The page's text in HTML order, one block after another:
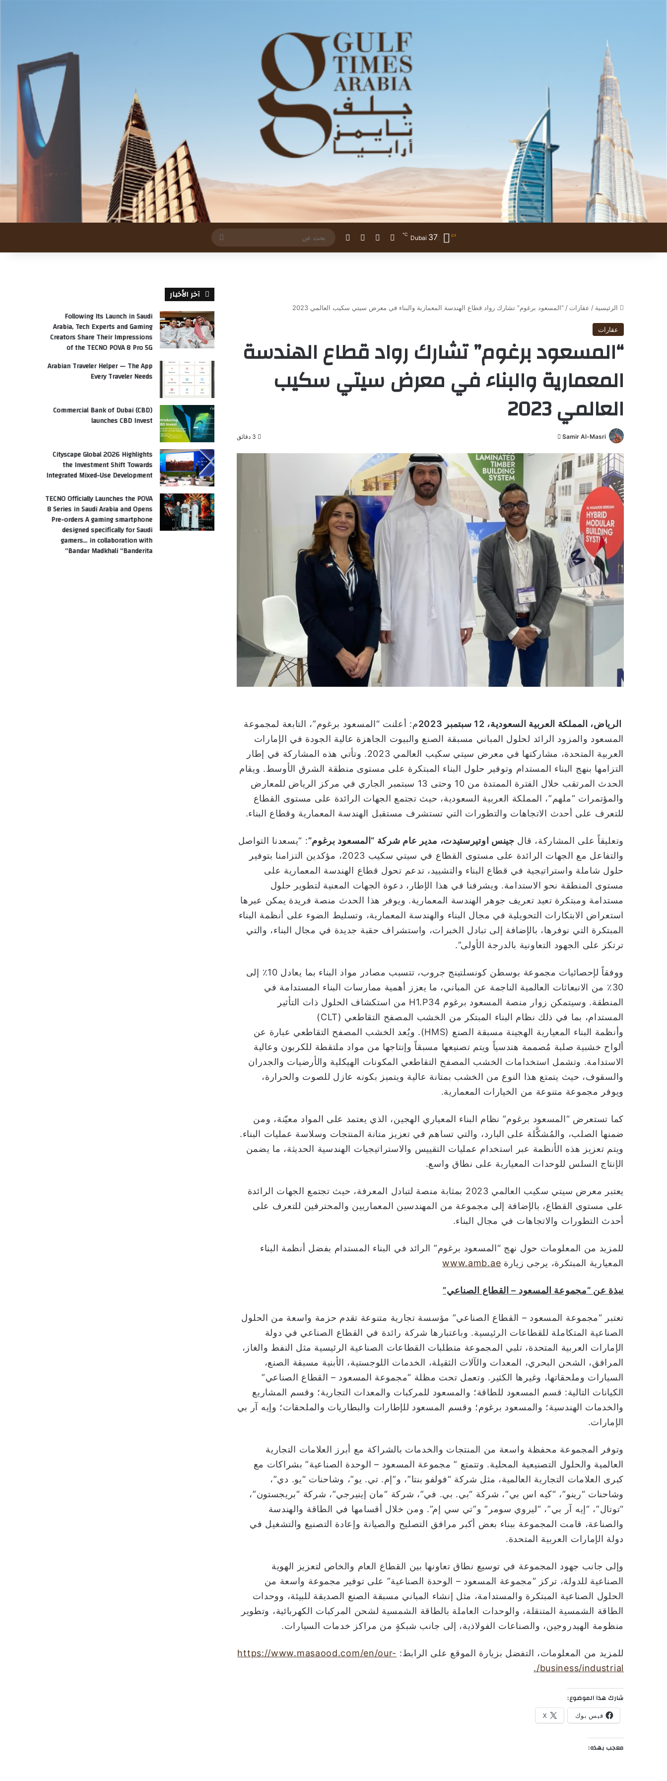
Dubai 37
℃ تسجيل الدخول
مقال عشوائي
إضافة عمود جانبي
الوضع المظلم
عن
الرئيسية / عقارات / “المسعود برغوم” تشارك رواد قطاع الهندسة المعمارية والبناء في معرض سيتي سكيب العالمي 2023
عقارات
“المسعود برغوم” تشارك رواد قطاع الهندسة
المعمارية والبناء في معرض سيتي سكيب
العالمي 2023
Samir Al-Masri
ل
ب
ر
ي
د
ل
و
ي
الرياض، المملكة العربية السعودية، 12 سبتمبر 2023م: أعلنت “المسعود برغوم”، التابعة لمجموعة
المسعود والمزود الرائد لحلول المباني مسبقة الصنع والبيوت الجاهزة عالية الجودة في الإمارات
العربية المتحدة، مشاركتها في معرض سيتي سكيب العالمي 2023. وتأتي هذه المشاركة في إطار
التزامها بنهج البناء المستدام وتوفير حلول البناء المبتكرة على مستوى منطقة الشرق الأوسط. ويقام
الحدث المرتقب خلال الفترة الممتدة من 10 وحتى 13 سبتمبر الجاري في مركز الرياض للمعارض
والمؤتمرات “ملهم”، المملكة العربية السعودية، حيث تجتمع الجهات الرائدة على مستوى القطاع
للتعرف على أحدث الاتجاهات والتطورات التي تستشرف مستقبل الهندسة المعمارية وقطاع البناء.
وتعليقاً على المشاركة، قال جينس اوتيرستيدت، مدير عام شركة “المسعود برغوم”: “يسعدنا التواصل
والتفاعل مع الجهات الرائدة على مستوى القطاع في سيتي سكيب 2023، مؤكدين التزامنا بتوفير
حلول شاملة واستراتيجية في قطاع البناء والتشييد، تدعم تحول قطاع الهندسة المعمارية على
مستوى المنطقة نحو الاستدامة. ويشرفنا في هذا الإطار، دعوة الجهات المعنية لتطوير حلول
مستدامة ومبتكرة تعيد تعريف جوهر الهندسة المعمارية. ويوفر هذا الحدث منصة فريدة يمكن عبرها
استعراض الابتكارات التحويلية في مجال البناء والهندسة المعمارية، وتسليط الضوء على أنظمة البناء
المبتكرة التي نوفرها، بالإضافة إلى تبادل الخبرات، واستشراف حقبة جديدة في مجال البناء، والتي
ترتكز على الجهود التعاونية بالدرجة الأولى”.
ووفقاً لإحصائيات مجموعة بوسطن كونسلتينج جروب، تتسبب مصادر مواد البناء بما يعادل 10٪ إلى
30٪ من الانبعاثات العالمية الناجمة عن المباني، ما يعزز أهمية ممارسات البناء المستدامة في
المنطقة. وسيتمكن زوار منصة المسعود برغوم H1.P34 من استكشاف الحلول ذات التأثير
المستدام، بما في ذلك نظام البناء المبتكر من الخشب المصفح التقاطعي (CLT)
وأنظمة البناء المعيارية الهجينة مسبقة الصنع (HMS). ويُعد الخشب المصفح التقاطعي عبارة عن
ألواح خشبية صلبة مُصممة هندسياً ويتم تصنيعها مسبقاً وإنتاجها من مواد ملتقطة للكربون وعالية
الاستدامة. وتشمل استخدامات الخشب المصفح التقاطعي المكونات الهيكلية والأرضيات والجدران
والسقوف، حيث يتمتع هذا النوع من الخشب بمتانة عالية ويتميز بكونه عازل للصوت والحرارة،
ويوفر مجموعة متنوعة من الخيارات المعمارية.
كما تستعرض “المسعود برغوم” نظام البناء المعياري الهجين، الذي يعتمد على المواد معيّنة، ومن
ضمنها الصلب، والمُشكَّلة على البارد، والتي تساهم في تعزيز متانة المنتجات وسلاسة عمليات البناء.
ويتم تعزيز هذه الأنظمة عبر استخدام عمليات التقييس والاستراتيجيات الهندسية الحديثة، ما يضمن
الإنتاج السلس للوحدات المعيارية على نطاق واسع.
يعتبر معرض سيتي سكيب العالمي 2023 بمثابة منصة لتبادل المعرفة، حيث تجتمع الجهات الرائدة
على مستوى القطاع، بالإضافة إلى مجموعة من المهندسين المعماريين والمحترفين للتعرف على
أحدث التطورات والاتجاهات في مجال البناء.
للمزيد من المعلومات حول نهج “المسعود برغوم” الرائد في البناء المستدام بفضل أنظمة البناء
المعيارية المبتكرة، يرجى زيارة www.amb.ae
نبذة عن “مجموعة المسعود – القطاع الصناعي”
تعتبر “مجموعة المسعود – القطاع الصناعي” مؤسسة تجارية متنوعة تقدم حزمة واسعة من الحلول
الصناعية المتكاملة للقطاعات الرئيسية. وباعتبارها شركة رائدة في القطاع الصناعي في دولة
الإمارات العربية المتحدة، تلبي المجموعة متطلبات القطاعات الصناعية الرئيسية مثل النفط والغاز،
المرافق، الشحن البحري، المعدات والآلات الثقيلة، الخدمات اللوجستية، الأبنية مسبقة الصنع،
السيارات وملحقاتها، وغيرها الكثير. وتعمل تحت مظلة “مجموعة المسعود – القطاع الصناعي”
الكيانات التالية: قسم المسعود للطاقة؛ والمسعود للمركبات والمعدات التجارية؛ وقسم المشاريع
والخدمات الهندسية؛ والمسعود برغوم؛ وقسم المسعود للإطارات والبطاريات والملحقات؛ وإيه آر بي
الإمارات.
وتوفر المجموعة محفظة واسعة من المنتجات والخدمات بالشراكة مع أبرز العلامات التجارية
العالمية والحلول التصنيعية المحلية. وتتمتع ” مجموعة المسعود – الوحدة الصناعية” بشراكات مع
كبرى العلامات التجارية العالمية، مثل شركة “فولفو بنتا”، و”إم. تي. يو”، وشاحنات “يو. دي”،
وشاحنات “رينو”، “كيه اس بي”، شركة “بي. بي. في”، شركة “مان إينيرجي”، شركة “بريجستون”،
“توتال”، “إيه آر بي”، “ليروي سومر” و”تي سي إم”. ومن خلال أقسامها في الطاقة والهندسة
والصناعة، قامت المجموعة ببناء بعض أكبر مرافق التصليح والصيانة وإعادة التصنيع والتشغيل في
دولة الإمارات العربية المتحدة.
وإلى جانب جهود المجموعة في توسيع نطاق تعاونها بين القطاع العام والخاص لتعزيز الهوية
الصناعية للدولة، تركز “مجموعة المسعود – الوحدة الصناعية” على توفير مجموعة واسعة من
الحلول الصناعية المبتكرة والمستدامة، مثل إنشاء المباني مسبقة الصنع الصديقة للبيئة، ووحدات
الطاقة الشمسية المتنقلة، والوحدات العاملة بالطاقة الشمسية لشحن المركبات الكهربائية، وتطوير
منظومة الهيدروجين، والصناعات الفولاذية، إلى جانب شبكةٍ من مراكز خدمات السيارات.
للمزيد من المعلومات، التفضل بزيارة الموقع على الرابط: https://www.masaood.com/en/our-
business/industrial/
.
شارك هذا الموضوع:
فيس بوك X
معجب بهذه:
آخر الأخبار
Following Its Launch in Saudi
Arabia, Tech Experts and Gaming
Creators Share Their Impressions
of the TECNO POVA 8 Pro 5G
Arabian Traveler Helper — The App
Every Traveler Needs
Commercial Bank of Dubai (CBD)
launches CBD Invest
Cityscape Global 2026 Highlights
the Investment Shift Towards
Integrated Mixed-Use Development
TECNO Officially Launches the POVA
8 Series in Saudi Arabia and Opens
Pre-orders A gaming smartphone
designed specifically for Saudi
gamers… in collaboration with
Bandar Madkhali “Banderita”